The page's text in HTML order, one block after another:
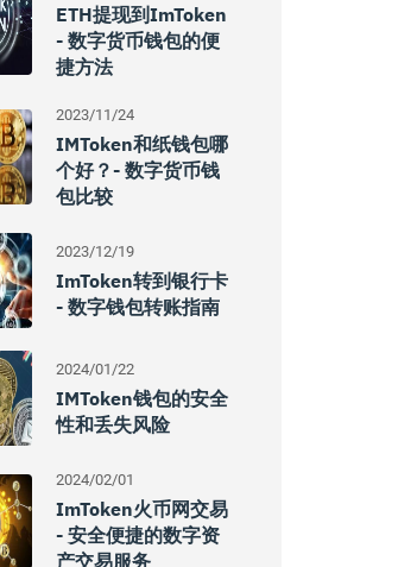
ETH提现到imToken
- 数字货币钱包的便
捷方法
2023/11/24
IMToken和纸钱包哪
个好？- 数字货币钱
包比较
2023/12/19
ImToken转到银行卡
- 数字钱包转账指南
2024/01/22
IMToken钱包的安全
性和丢失风险
2024/02/01
ImToken火币网交易
- 安全便捷的数字资
产交易服务